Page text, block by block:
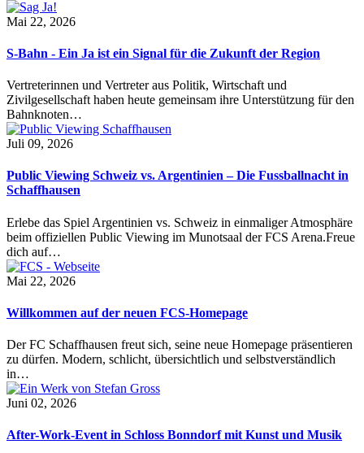
Mai 22, 2026
S-Bahn - Ein Ja ist ein Signal für die Zukunft der Region
Vertreterinnen und Vertreter aus Politik, Wirtschaft und
Zivilgesellschaft haben heute gemeinsam ihre Unterstützung für den
Bahnknoten…
Juli 09, 2026
Public Viewing Schweiz vs. Argentinien – Die Fussballnacht in
Schaffhausen
Erlebe das Spiel Argentinien vs. Schweiz in einmaliger Atmosphäre
beim offiziellen Public Viewing im Munotsaal der FCS Arena.Freue
dich auf…
Mai 22, 2026
Willkommen auf der neuen FCS-Homepage
Der FC Schaffhausen freut sich, seine neue Homepage präsentieren
zu dürfen. Modern, schlicht, übersichtlich und selbstverständlich
in…
Juni 02, 2026
After-Work-Event in Schloss Bonndorf mit Kunst und Musik